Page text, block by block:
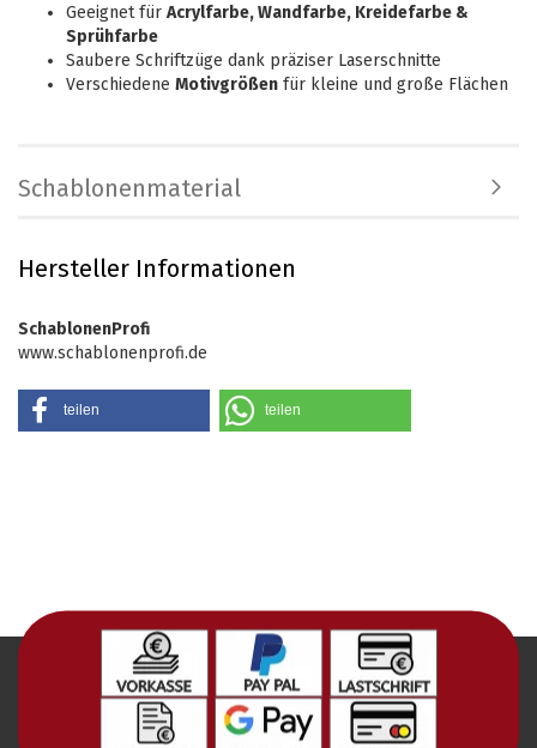
Geeignet für Acrylfarbe, Wandfarbe, Kreidefarbe &
Sprühfarbe
Saubere Schriftzüge dank präziser Laserschnitte
Verschiedene Motivgrößen für kleine und große Flächen
Schablonenmaterial
Hersteller Informationen
SchablonenProfi
www.schablonenprofi.de
teilen teilen